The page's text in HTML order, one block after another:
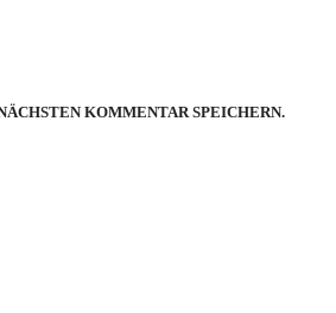
KOMMENTAR SPEICHERN.